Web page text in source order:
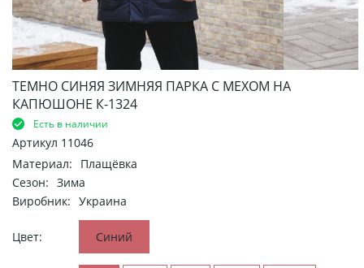
ТЕМНО СИНЯЯ ЗИМНЯЯ ПАРКА С МЕХОМ НА
КАПЮШОНЕ К-1324
Есть в наличии
Артикул 11046
Материал:
Плащёвка
Сезон: Зима
Виробник: Украина
Цвет: Синий